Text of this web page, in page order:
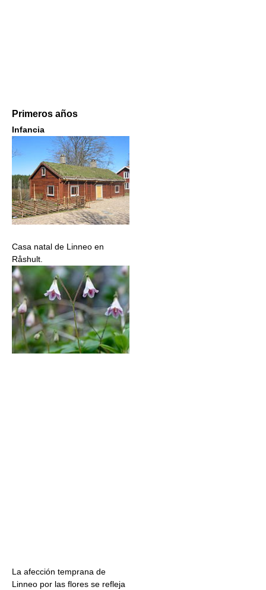
Primeros años
Infancia
Casa natal de Linneo en
Råshult.
La afección temprana de
Linneo por las flores se refleja